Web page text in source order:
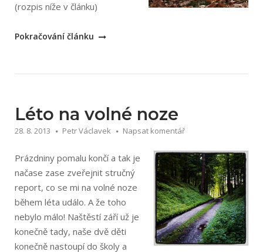
(rozpis níže v článku)
„Prodáváme
Fabia
Pokračování článku
Léto na volné noze
28. 8. 2013 Petr Václavek Napsat komentář
Prázdniny pomalu končí a tak je
načase zase zveřejnit stručný
report, co se mi na volné noze
během léta událo. A že toho
nebylo málo! Naštěstí září už je
konečně tady, naše dvě děti
konečně nastoupí do školy a